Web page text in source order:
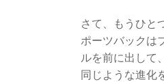
さて、もうひと
ポーツバックは
ルを前に出して
同じような進化